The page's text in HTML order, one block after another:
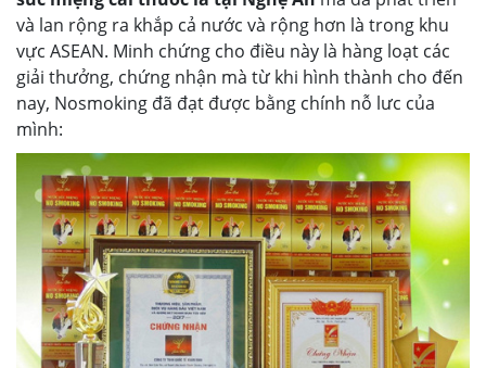
và lan rộng ra khắp cả nước và rộng hơn là trong khu
vực ASEAN. Minh chứng cho điều này là hàng loạt các
giải thưởng, chứng nhận mà từ khi hình thành cho đến
nay, Nosmoking đã đạt được bằng chính nỗ lưc của
mình: